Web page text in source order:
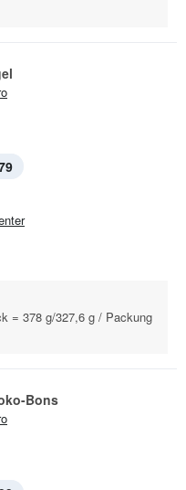
= 378 g/327,6 g / Packung
Bons